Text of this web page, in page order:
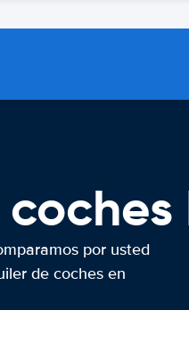
por usted
de coches en